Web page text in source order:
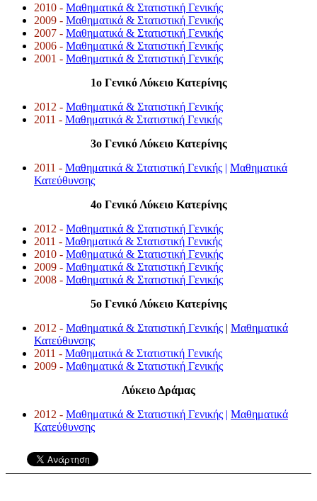
2010 - Μαθηματικά & Στατιστική Γενικής
2009 - Μαθηματικά & Στατιστική Γενικής
2007 - Μαθηματικά & Στατιστική Γενικής
2006 - Μαθηματικά & Στατιστική Γενικής
2001 - Μαθηματικά & Στατιστική Γενικής
1o Γενικό Λύκειο Κατερίνης
2012 - Μαθηματικά & Στατιστική Γενικής
2011 - Μαθηματικά & Στατιστική Γενικής
3o Γενικό Λύκειο Κατερίνης
2011 - Μαθηματικά & Στατιστική Γενικής | Μαθηματικά
Κατεύθυνσης
4o Γενικό Λύκειο Κατερίνης
2012 - Μαθηματικά & Στατιστική Γενικής
2011 - Μαθηματικά & Στατιστική Γενικής
2010 - Μαθηματικά & Στατιστική Γενικής
2009 - Μαθηματικά & Στατιστική Γενικής
2008 - Μαθηματικά & Στατιστική Γενικής
5o Γενικό Λύκειο Κατερίνης
2012 - Μαθηματικά & Στατιστική Γενικής | Μαθηματικά
Κατεύθυνσης
2011 - Μαθηματικά & Στατιστική Γενικής
2009 - Μαθηματικά & Στατιστική Γενικής
Λύκειο Δράμας
2012 - Μαθηματικά & Στατιστική Γενικής | Μαθηματικά
Κατεύθυνσης